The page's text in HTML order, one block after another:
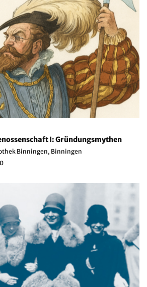
I: Gründungsmythen
Binningen, Binningen